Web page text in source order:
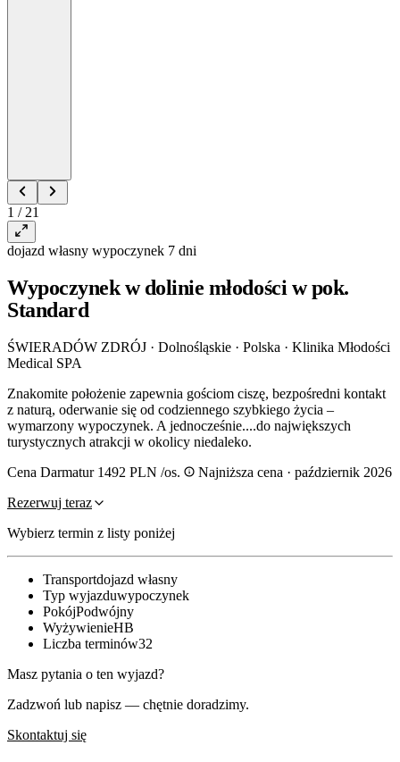
1 / 21
dojazd własny wypoczynek 7 dni
Wypoczynek w dolinie młodości w pok.
Standard
ŚWIERADÓW ZDRÓJ · Dolnośląskie · Polska · Klinika Młodości
Medical SPA
Znakomite położenie zapewnia gościom ciszę, bezpośredni kontakt
z naturą, oderwanie się od codziennego szybkiego życia –
wymarzony wypoczynek. A jednocześnie....do największych
turystycznych atrakcji w okolicy niedaleko.
Cena Darmatur 1492 PLN /os.
Najniższa cena · październik 2026
Rezerwuj teraz
Wybierz termin z listy poniżej
Transportdojazd własny
Typ wyjazduwypoczynek
PokójPodwójny
WyżywienieHB
Liczba terminów32
Masz pytania o ten wyjazd?
Zadzwoń lub napisz — chętnie doradzimy.
Skontaktuj się